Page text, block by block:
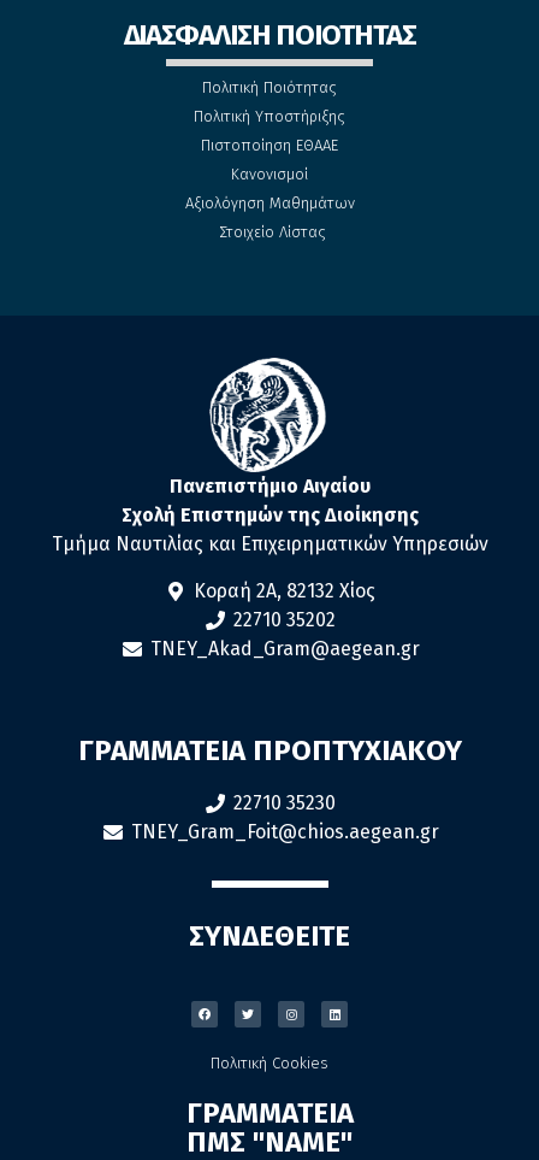
ΔΙΑΣΦΑΛΙΣΗ ΠΟΙΟΤΗΤΑΣ
Πολιτική Ποιότητας
Πολιτική Υποστήριξης
Πιστοποίηση ΕΘΑΑΕ
Κανονισμοί
Αξιολόγηση Μαθημάτων
Στοιχείο Λίστας
Πανεπιστήμιο Αιγαίου
Σχολή Επιστημών της Διοίκησης
Τμήμα Ναυτιλίας και Επιχειρηματικών Υπηρεσιών
Κοραή 2Α, 82132 Χίος
22710 35202
TNEY_Akad_Gram@aegean.gr
ΓΡΑΜΜΑΤΕΙΑ ΠΡΟΠΤΥΧΙΑΚΟΥ
22710 35230
TNEY_Gram_Foit@chios.aegean.gr
ΣΥΝΔΕΘΕΙΤΕ
Πολιτική Cookies
ΓΡΑΜΜΑΤΕΙΑ
ΠΜΣ "ΝΑΜΕ"